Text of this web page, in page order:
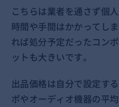
こちらは業者を通さず個
時間や手間はかかってし
れば処分予定だったコン
ットも大きいです。
出品価格は自分で設定す
ポやオーディオ機器の平